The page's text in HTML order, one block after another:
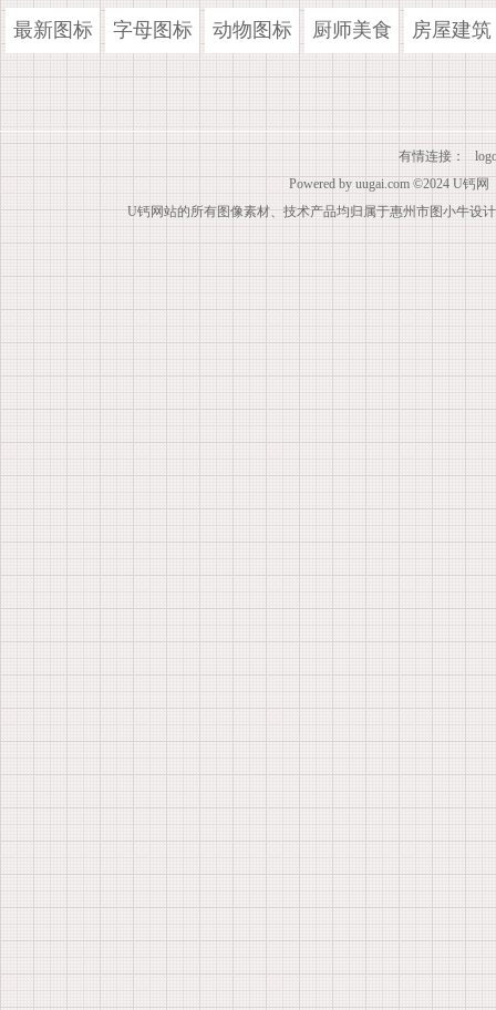
最新图标 字母图标 动物图标 厨师美食 房屋建筑
有情连接：
Powered by uugai.com ©2024 U钙网
U钙网站的所有图像素材、技术产品均归属于惠州市图小牛设